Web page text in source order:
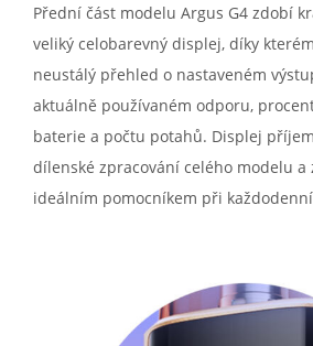
Přední část modelu Argus G4 zdobí
veliký celobarevný displej, díky
neustálý přehled o nastaveném
aktuálně používaném odporu,
baterie a počtu potahů. Displej
dílenské zpracování celého modelu a
ideálním pomocníkem při